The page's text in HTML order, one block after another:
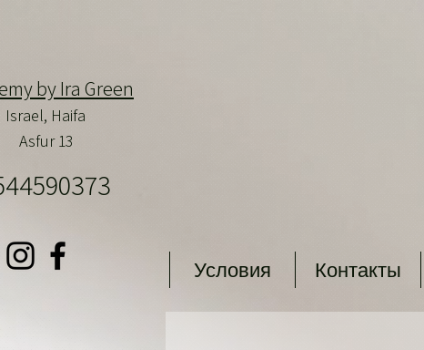
by Ira Green
Israel, Haifa
Asfur 13
Контакты
Условия